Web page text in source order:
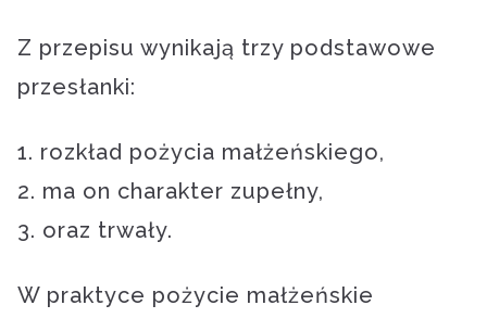
Z przepisu wynikają trzy podstawowe
przesłanki:
1. rozkład pożycia małżeńskiego,
2. ma on charakter zupełny,
3. oraz trwały.
W praktyce pożycie małżeńskie